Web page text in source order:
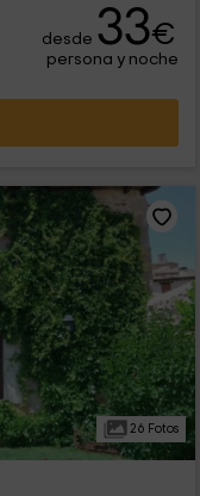
desde 33€
persona y noche
26 Fotos